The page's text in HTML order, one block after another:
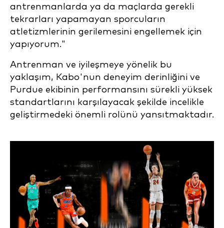
antrenmanlarda ya da maçlarda gerekli
tekrarları yapamayan sporcuların
atletizmlerinin gerilemesini engellemek için
yapıyorum."
Antrenman ve iyileşmeye yönelik bu
yaklaşım, Kabo'nun deneyim derinliğini ve
Purdue ekibinin performansını sürekli yüksek
standartlarını karşılayacak şekilde incelikle
geliştirmedeki önemli rolünü yansıtmaktadır.